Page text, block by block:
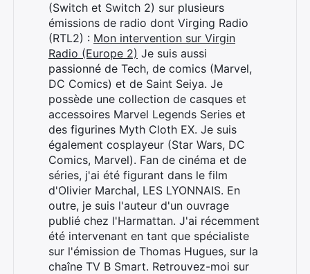
(Switch et Switch 2) sur plusieurs
émissions de radio dont Virging Radio
(RTL2) : Mon intervention sur Virgin
Radio (Europe 2) Je suis aussi
passionné de Tech, de comics (Marvel,
DC Comics) et de Saint Seiya. Je
possède une collection de casques et
accessoires Marvel Legends Series et
des figurines Myth Cloth EX. Je suis
également cosplayeur (Star Wars, DC
Comics, Marvel). Fan de cinéma et de
séries, j'ai été figurant dans le film
d'Olivier Marchal, LES LYONNAIS. En
outre, je suis l'auteur d'un ouvrage
publié chez l'Harmattan. J'ai récemment
été intervenant en tant que spécialiste
sur l'émission de Thomas Hugues, sur la
chaîne TV B Smart. Retrouvez-moi sur
Rechercher